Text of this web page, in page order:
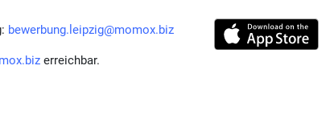
bewerbung.leipzig@momox.biz
erreichbar.